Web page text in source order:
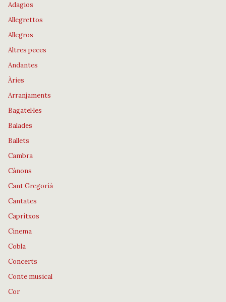
Adagios
Allegrettos
Allegros
Altres peces
Andantes
Àries
Arranjaments
Bagatel·les
Balades
Ballets
Cambra
Cànons
Cant Gregorià
Cantates
Capritxos
Cinema
Cobla
Concerts
Conte musical
Cor